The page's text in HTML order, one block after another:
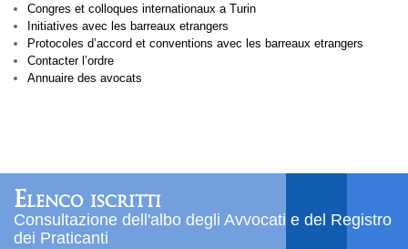
Congres et colloques internationaux a Turin
Initiatives avec les barreaux etrangers
Protocoles d’accord et conventions avec les barreaux etrangers
Contacter l’ordre
Annuaire des avocats
Elenco iscritti
Consultazione dell'albo degli Avvocati e del Registro
dei Praticanti